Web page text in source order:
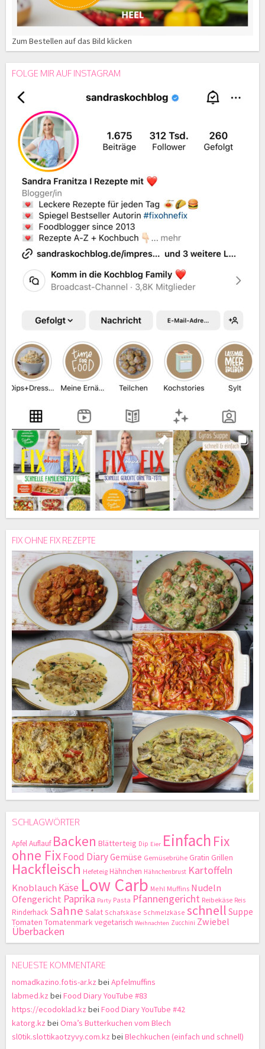
Zum Bestellen auf das Bild klicken
FOLGE MIR AUF INSTAGRAM
FIX OHNE FIX REZEPTE
SCHLAGWÖRTER
ApfelAuflauf Backen Blätterteig Dip Eier Einfach Fix
ohne FixFood DiaryGemüse Gemüsebrühe Gratin Grillen
Hackfleisch Hefeteig Hähnchen Hähnchenbrust Kartoffeln
Knoblauch Käse Low Carb Mehl Muffins Nudeln
Ofengericht Paprika Party Pasta Pfannengericht Reibekäse Reis
Rinderhack Sahne Salat Schafskäse Schmelzkäse schnell Suppe
Tomaten Tomatenmarkvegetarisch Weihnachten Zucchini Zwiebel
Überbacken
NEUESTE KOMMENTARE
nomadkazino.fotis-ar.kz bei Apfelmuffins
labmed.kz bei Food Diary YouTube #83
https://ecodoklad.kz bei Food Diary YouTube #42
katorg.kz bei Oma’s Butterkuchen vom Blech
sl0tik.slottikaotzyvy.com.kz bei Blechkuchen (einfach und schnell)